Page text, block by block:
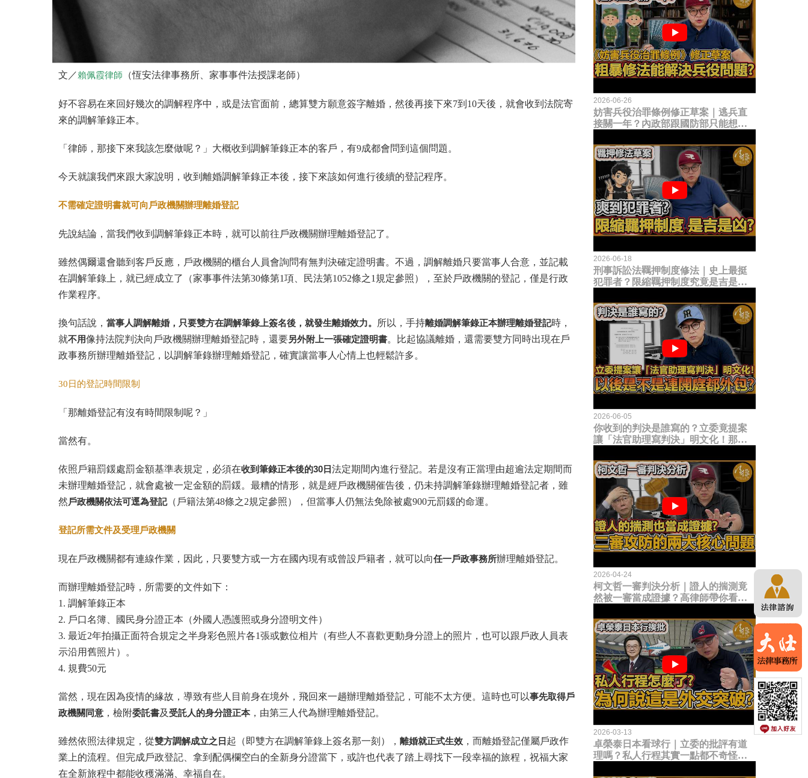
文／賴佩霞律師 （恆安法律事務所、家事事件法授課老師）
好不容易在來回好幾次的調解程序中，或是法官面前，總算雙方願意簽字離婚，然後再接下來7到10天後，就會收到法院寄
來的調解筆錄正本。
「律師，那接下來我該怎麼做呢？」大概收到調解筆錄正本的客戶，有9成都會問到這個問題。
今天就讓我們來跟大家說明，收到離婚調解筆錄正本後，接下來該如何進行後續的登記程序。
不需確定證明書就可向戶政機關辦理離婚登記
先說結論，當我們收到調解筆錄正本時，就可以前往戶政機關辦理離婚登記了。
雖然偶爾還會聽到客戶反應，戶政機關的櫃台人員會詢問有無判決確定證明書。不過，調解離婚只要當事人合意，並記載
在調解筆錄上，就已經成立了（家事事件法第30條第1項、民法第1052條之1規定參照），至於戶政機關的登記，僅是行政
作業程序。
換句話說， 當事人調解離婚，只要雙方在調解筆錄上簽名後，就發生離婚效力。 所以，手持離婚調解筆錄正本辦理離婚登記時，
就不用像持法院判決向戶政機關辦理離婚登記時，還要另外附上一張確定證明書。比起協議離婚，還需要雙方同時出現在戶
政事務所辦理離婚登記，以調解筆錄辦理離婚登記，確實讓當事人心情上也輕鬆許多。
30日的登記時間限制
「那離婚登記有沒有時間限制呢？」
當然有。
依照戶籍罰鍰處罰金額基準表規定，必須在收到筆錄正本後的30日法定期間內進行登記。若是沒有正當理由超逾法定期間而
未辦理離婚登記，就會處被一定金額的罰鍰。最糟的情形，就是經戶政機關催告後，仍未持調解筆錄辦理離婚登記者，雖
然戶政機關依法可逕為登記（戶籍法第48條之2規定參照），但當事人仍無法免除被處900元罰鍰的命運。
登記所需文件及受理戶政機關
現在戶政機關都有連線作業，因此，只要雙方或一方在國內現有或曾設戶籍者，就可以向任一戶政事務所辦理離婚登記。
而辦理離婚登記時，所需要的文件如下：
1. 調解筆錄正本
2. 戶口名簿、國民身分證正本（外國人憑護照或身分證明文件）
3. 最近2年拍攝正面符合規定之半身彩色照片各1張或數位相片（有些人不喜歡更動身分證上的照片，也可以跟戶政人員表
示沿用舊照片）。
4. 規費50元
當然，現在因為疫情的緣故，導致有些人目前身在境外，飛回來一趟辦理離婚登記，可能不太方便。這時也可以事先取得戶
政機關同意 ，檢附委託書及 受託人的身分證正本，由第三人代為辦理離婚登記。
雖然依照法律規定，從雙方調解成立之日 起（即雙方在調解筆錄上簽名那一刻）， 離婚就正式生效 ，而離婚登記僅屬戶政作
業上的流程。但完成戶政登記、拿到配偶欄空白的全新身分證當下，或許也代表了踏上尋找下一段幸福的旅程，祝福大家
在全新旅程中都能收穫滿滿、幸福自在。
2026-06-26
妨害兵役治罪條例修正草案｜逃兵直
接關一年？內政部跟國防部只能想到
題？
2026-06-18
刑事訴訟法羈押制度修法｜史上最挺
犯罪者？限縮羈押制度究竟是吉是
2026-06-05
你收到的判決是誰寫的？立委竟提案
讓「法官助理寫判決」明文化！那以
2026-04-24
柯文哲一審判決分析｜證人的揣測竟
然被一審當成證據？高律師帶你看未
2026-03-13
卓榮泰日本看球行｜立委的批評有道
理嗎？私人行程其實一點都不奇怪？